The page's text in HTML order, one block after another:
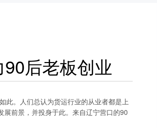
后老板创业
。人们总认为货运行业的从业者都是上
前景，并投身于此。来自辽宁营口的90